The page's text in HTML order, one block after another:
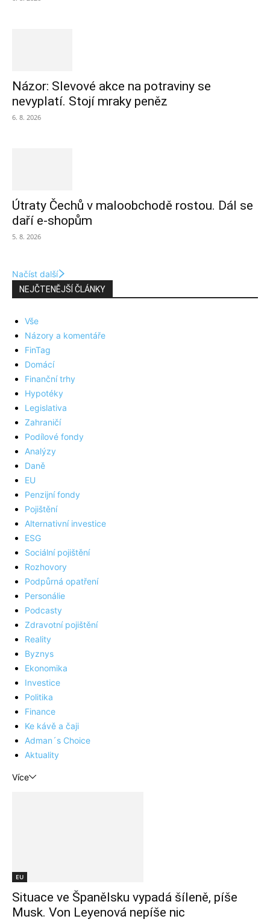
Názor: Slevové akce na potraviny se
nevyplatí. Stojí mraky peněz
6. 8. 2026
Útraty Čechů v maloobchodě rostou. Dál se
daří e-shopům
5. 8. 2026
Načíst další
NEJČTENĚJŠÍ ČLÁNKY
Vše
Názory a komentáře
FinTag
Domácí
Finanční trhy
Hypotéky
Legislativa
Zahraničí
Podílové fondy
Analýzy
Daně
EU
Penzijní fondy
Pojištění
Alternativní investice
ESG
Sociální pojištění
Rozhovory
Podpůrná opatření
Personálie
Podcasty
Zdravotní pojištění
Reality
Byznys
Ekonomika
Investice
Politika
Finance
Ke kávě a čaji
Adman´s Choice
Aktuality
Více
EU
Situace ve Španělsku vypadá šíleně, píše
Musk. Von Leyenová nepíše nic